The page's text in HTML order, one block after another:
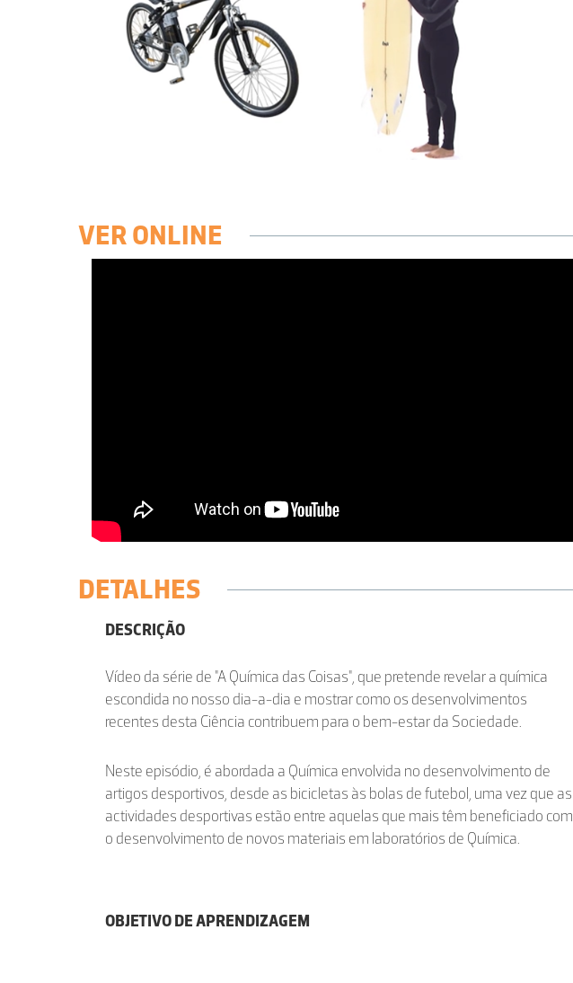
VER ONLINE
DETALHES
DESCRIÇÃO
Vídeo da série de "A Química das Coisas", que pretende revelar a química
escondida no nosso dia-a-dia e mostrar como os desenvolvimentos
recentes desta Ciência contribuem para o bem-estar da Sociedade.
Neste episódio, é abordada a Química envolvida no desenvolvimento de
artigos desportivos, desde as bicicletas às bolas de futebol, uma vez que as
actividades desportivas estão entre aquelas que mais têm beneficiado com
o desenvolvimento de novos materiais em laboratórios de Química.
OBJETIVO DE APRENDIZAGEM